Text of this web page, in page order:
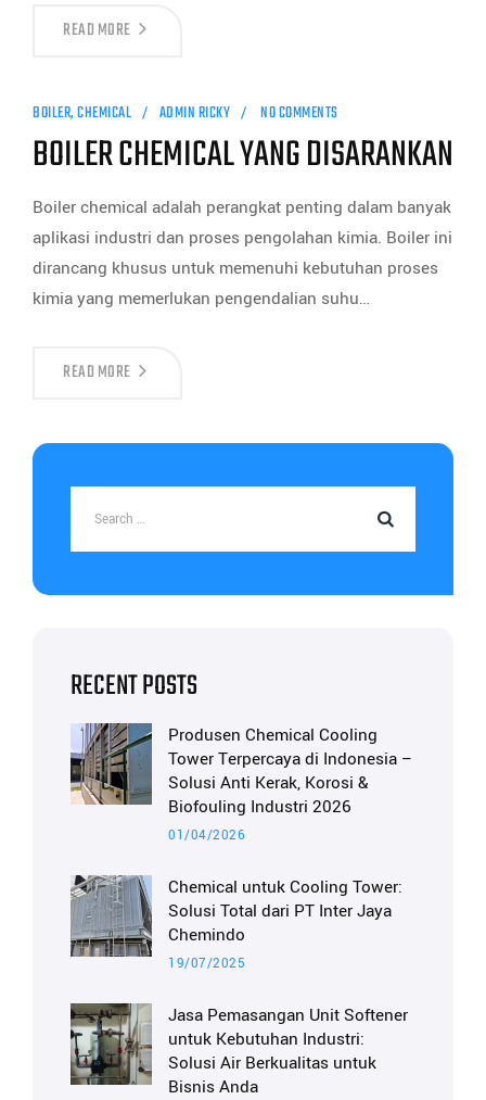
READ MORE
BOILER,CHEMICAL ADMIN RICKY NO COMMENTS
BOILER CHEMICAL YANG DISARANKAN
Boiler chemical adalah perangkat penting dalam banyak
aplikasi industri dan proses pengolahan kimia. Boiler ini
dirancang khusus untuk memenuhi kebutuhan proses
kimia yang memerlukan pengendalian suhu…
READ MORE
RECENT POSTS
Produsen Chemical Cooling
Tower Terpercaya di Indonesia –
Solusi Anti Kerak, Korosi &
Biofouling Industri 2026
01/04/2026
Chemical untuk Cooling Tower:
Solusi Total dari PT Inter Jaya
Chemindo
19/07/2025
Jasa Pemasangan Unit Softener
untuk Kebutuhan Industri:
Solusi Air Berkualitas untuk
Bisnis Anda